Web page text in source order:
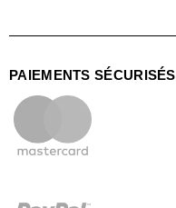
PAIEMENTS SÉCURISÉS